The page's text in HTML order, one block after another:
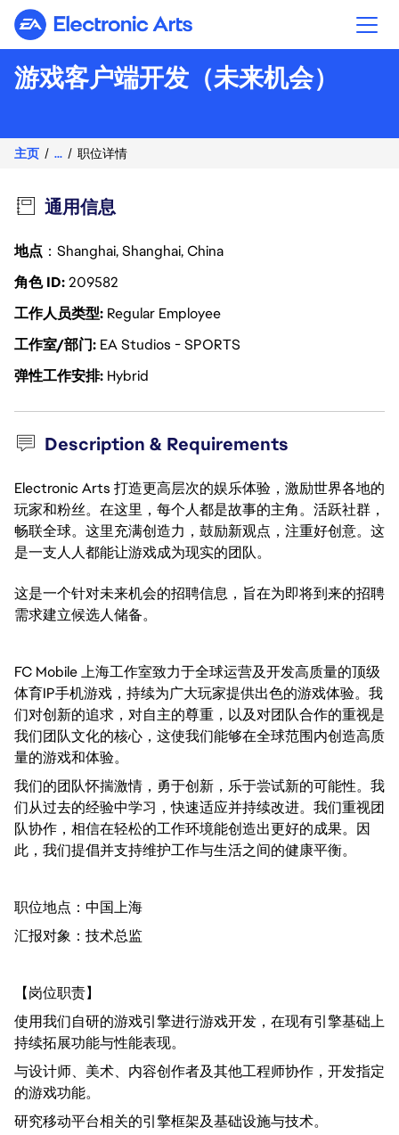
Electronic Arts
游戏客户端开发（未来机会）
主页 ... 职位详情
通用信息
地点 ：Shanghai, Shanghai, China
角色 ID209582
工作人员类型 Regular Employee
工作室/部门 EA Studios - SPORTS
弹性工作安排 Hybrid
Description & Requirements
Electronic Arts 打造更高层次的娱乐体验，激励世界各地的
玩家和粉丝。在这里，每个人都是故事的主角。活跃社群，
畅联全球。这里充满创造力，鼓励新观点，注重好创意。这
是一支人人都能让游戏成为现实的团队。
这是一个针对未来机会的招聘信息，旨在为即将到来的招聘
需求建立候选人储备。
FC Mobile 上海工作室致力于全球运营及开发高质量的顶级
体育IP手机游戏，持续为广大玩家提供出色的游戏体验。我
们对创新的追求，对自主的尊重，以及对团队合作的重视是
我们团队文化的核心，这使我们能够在全球范围内创造高质
量的游戏和体验。
我们的团队怀揣激情，勇于创新，乐于尝试新的可能性。我
们从过去的经验中学习，快速适应并持续改进。我们重视团
队协作，相信在轻松的工作环境能创造出更好的成果。因
此，我们提倡并支持维护工作与生活之间的健康平衡。
职位地点：中国上海
汇报对象：技术总监
【岗位职责】
使用我们自研的游戏引擎进行游戏开发，在现有引擎基础上
持续拓展功能与性能表现。
与设计师、美术、内容创作者及其他工程师协作，开发指定
的游戏功能。
研究移动平台相关的引擎框架及基础设施与技术。